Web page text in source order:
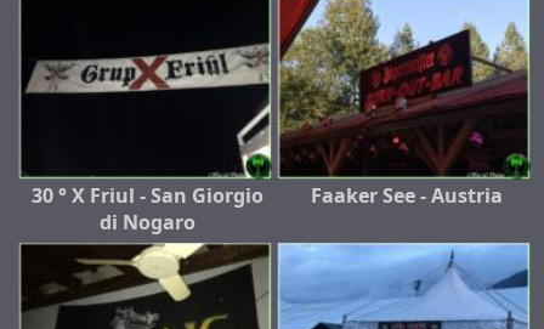
30 ° X Friul - San Giorgio
di Nogaro
Faaker See - Austria